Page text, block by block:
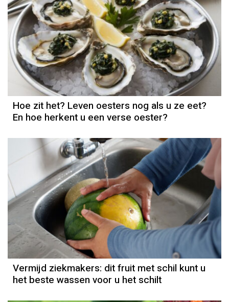
Hoe zit het? Leven oesters nog als u ze eet?
En hoe herkent u een verse oester?
Vermijd ziekmakers: dit fruit met schil kunt u
het beste wassen voor u het schilt